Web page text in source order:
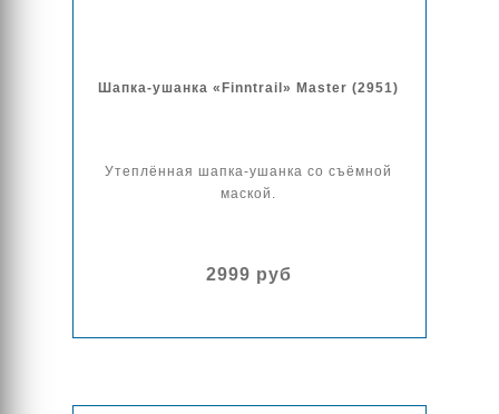
Шапка-ушанка «Finntrail» Master (2951)
Утеплённая шапка-ушанка со съёмной
маской.
2999 руб